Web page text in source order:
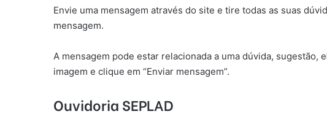
Envie uma mensagem através do site e tire todas as suas
mensagem.
A mensagem pode estar relacionada a uma dúvida,
imagem e clique em “Enviar mensagem”.
Ouvidoria SEPLAD